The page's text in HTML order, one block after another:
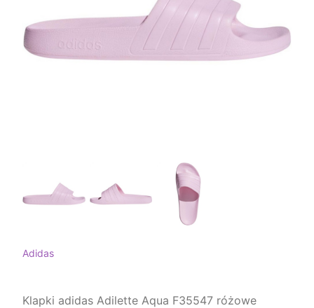
Adidas
Klapki adidas Adilette Aqua F35547 różowe